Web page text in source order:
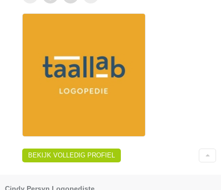
BEKIJK VOLLEDIG PROFIEL
Cindy Persyn Logopediste